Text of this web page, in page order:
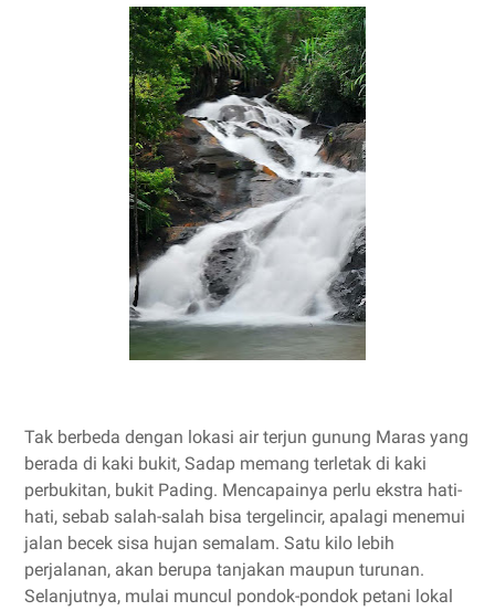
Tak berbeda dengan lokasi air terjun gunung Maras yang
berada di kaki bukit, Sadap memang terletak di kaki
perbukitan, bukit Pading. Mencapainya perlu ekstra hati-
hati, sebab salah-salah bisa tergelincir, apalagi menemui
jalan becek sisa hujan semalam. Satu kilo lebih
perjalanan, akan berupa tanjakan maupun turunan.
Selanjutnya, mulai muncul pondok-pondok petani lokal